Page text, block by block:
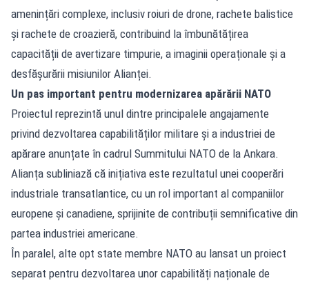
amenințări complexe, inclusiv roiuri de drone, rachete balistice
și rachete de croazieră, contribuind la îmbunătățirea
capacității de avertizare timpurie, a imaginii operaționale și a
desfășurării misiunilor Alianței.
Un pas important pentru modernizarea apărării NATO
Proiectul reprezintă unul dintre principalele angajamente
privind dezvoltarea capabilităților militare și a industriei de
apărare anunțate în cadrul Summitului NATO de la Ankara.
Alianța subliniază că inițiativa este rezultatul unei cooperări
industriale transatlantice, cu un rol important al companiilor
europene și canadiene, sprijinite de contribuții semnificative din
partea industriei americane.
În paralel, alte opt state membre NATO au lansat un proiect
separat pentru dezvoltarea unor capabilități naționale de